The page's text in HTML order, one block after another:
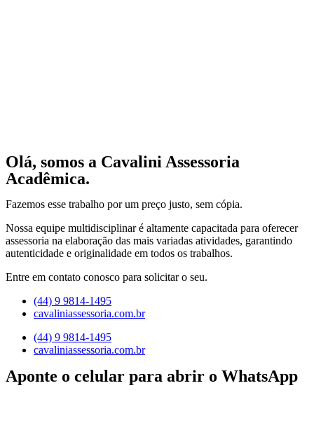
Olá, somos a Cavalini Assessoria
Acadêmica.
Fazemos esse trabalho por um preço justo, sem cópia.
Nossa equipe multidisciplinar é altamente capacitada para oferecer
assessoria na elaboração das mais variadas atividades, garantindo
autenticidade e originalidade em todos os trabalhos.
Entre em contato conosco para solicitar o seu.
(44) 9 9814-1495
cavaliniassessoria.com.br
(44) 9 9814-1495
cavaliniassessoria.com.br
Aponte o celular para abrir o WhatsApp